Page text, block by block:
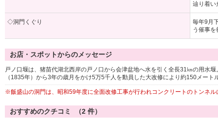
辿り着い
◇洞門くぐり
毎年9月
う催事
お店・スポットからのメッセージ
戸ノ口堰は、猪苗代湖北西岸の戸ノ口から会津盆地へ水を引く全長31㎞の用水
（1835年）から3年の歳月をかけ5万5千人を動員した大改修により約150メート
※飯盛山の洞門は、昭和59年度に全面改修工事が行われコンクリートのトンネル
おすすめのクチコミ （2 件）